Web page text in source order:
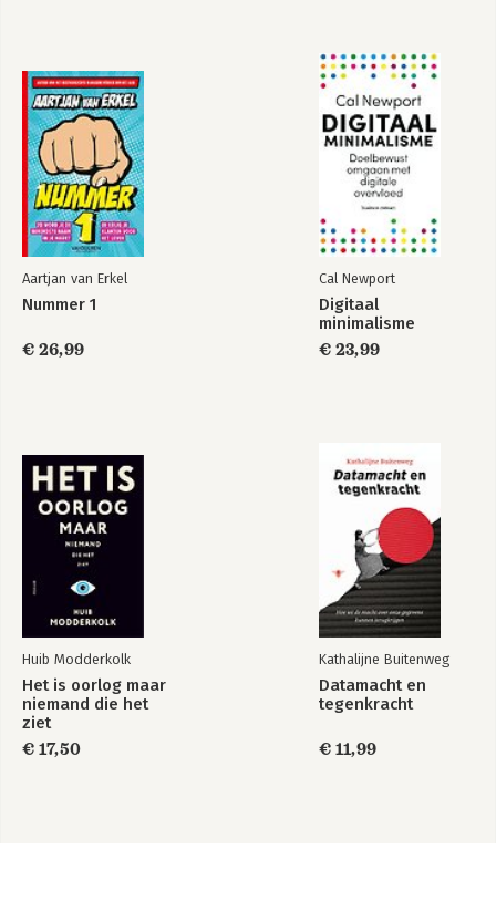
Aartjan van Erkel
Nummer 1
€ 26,99
Cal Newport
Digitaal
minimalisme
€ 23,99
Huib Modderkolk
Het is oorlog maar
niemand die het
ziet
€ 17,50
Kathalijne Buitenweg
Datamacht en
tegenkracht
€ 11,99